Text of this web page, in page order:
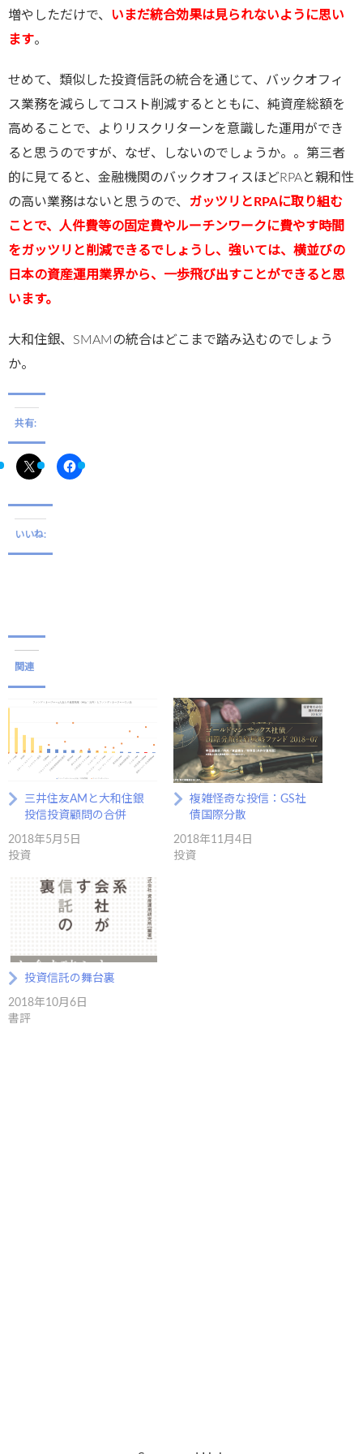
増やしただけで、
いまだ統合効果は見られないように思い
ます。
せめて、類似した投資信託の統合を通じて、バックオフィ
ス業務を減らしてコスト削減するとともに、純資産総額を
高めることで、よりリスクリターンを意識した運用ができ
ると思うのですが、なぜ、しないのでしょうか。。第三者
的に見てると、金融機関のバックオフィスほどRPAと親和性
の高い業務はないと思うので、
ガッツリとRPAに取り組む
ことで、人件費等の固定費やルーチンワークに費やす時間
をガッツリと削減できるでしょうし、強いては、横並びの
日本の資産運用業界から、一歩飛び出すことができると思
います。
大和住銀、SMAMの統合はどこまで踏み込むのでしょう
か。
共有:
いいね:
関連
三井住友AMと大和住銀
投信投資顧問の合併
2018年5月5日
投資
複雑怪奇な投信：GS社
債国際分散
2018年11月4日
投資
投資信託の舞台裏
2018年10月6日
書評